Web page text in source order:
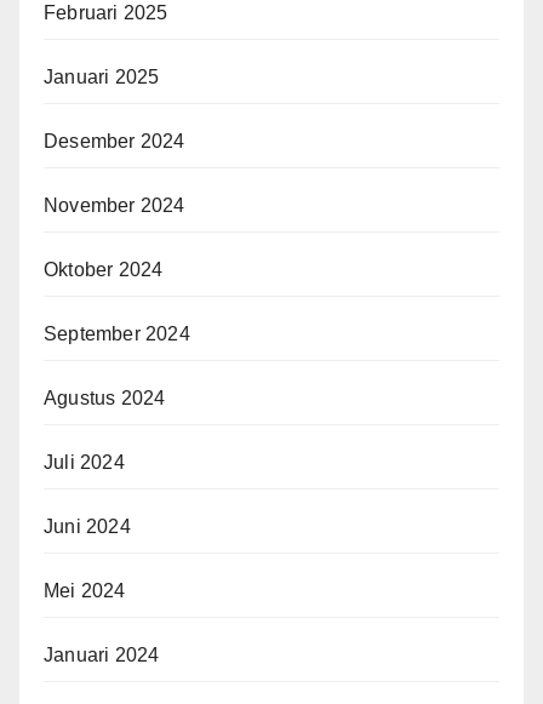
Februari 2025
Januari 2025
Desember 2024
November 2024
Oktober 2024
September 2024
Agustus 2024
Juli 2024
Juni 2024
Mei 2024
Januari 2024